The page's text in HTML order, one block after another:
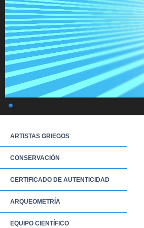
ARTISTAS GRIEGOS
CONSERVACIÓN
CERTIFICADO DE AUTENTICIDAD
ARQUEOMETRÍA
EQUIPO CIENTÍFICO